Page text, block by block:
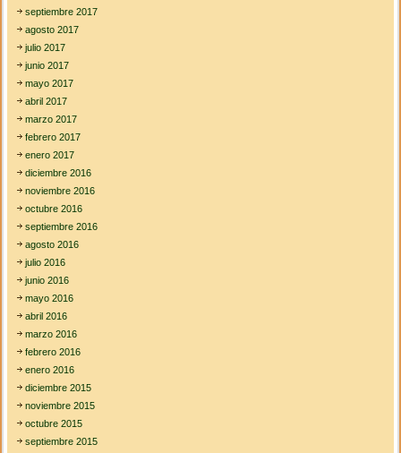
septiembre 2017
agosto 2017
julio 2017
junio 2017
mayo 2017
abril 2017
marzo 2017
febrero 2017
enero 2017
diciembre 2016
noviembre 2016
octubre 2016
septiembre 2016
agosto 2016
julio 2016
junio 2016
mayo 2016
abril 2016
marzo 2016
febrero 2016
enero 2016
diciembre 2015
noviembre 2015
octubre 2015
septiembre 2015